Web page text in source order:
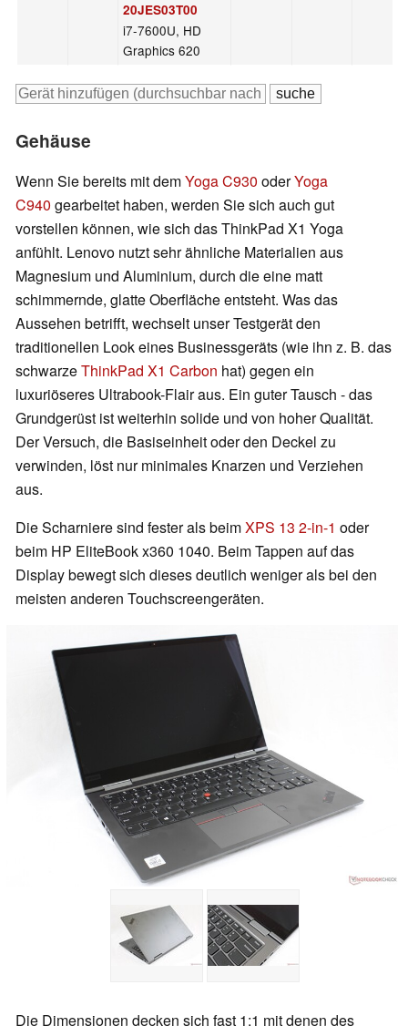
20JES03T00
i7-7600U, HD
Graphics 620
Gehäuse
Wenn Sie bereits mit demYoga C930 oderYoga
C940 gearbeitet haben, werden Sie sich auch gut
vorstellen können, wie sich das ThinkPad X1 Yoga
anfühlt. Lenovo nutzt sehr ähnliche Materialien aus
Magnesium und Aluminium, durch die eine matt
schimmernde, glatte Oberfläche entsteht. Was das
Aussehen betrifft, wechselt unser Testgerät den
traditionellen Look eines Businessgeräts (wie ihn z. B. das
schwarzeThinkPad X1 Carbon hat) gegen ein
luxuriöseres Ultrabook-Flair aus. Ein guter Tausch - das
Grundgerüst ist weiterhin solide und von hoher Qualität.
Der Versuch, die Basiseinheit oder den Deckel zu
verwinden, löst nur minimales Knarzen und Verziehen
aus.
Die Scharniere sind fester als beimXPS 13 2-in-1 oder
beim HP EliteBook x360 1040. Beim Tappen auf das
Display bewegt sich dieses deutlich weniger als bei den
meisten anderen Touchscreengeräten.
Die Dimensionen decken sich fast 1:1 mit denen des